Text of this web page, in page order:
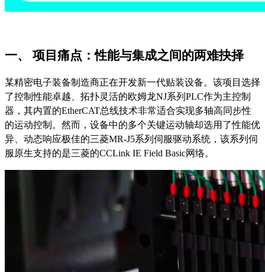
一、 项目痛点：性能与集成之间的两难抉择
某精密电子装备制造商正在开发新一代贴装设备。该项目选择
了控制性能卓越、拓扑灵活的欧姆龙NJ系列PLC作为主控制
器，其内置的EtherCAT总线技术非常适合实现多轴高同步性
的运动控制。然而，设备中的多个关键运动轴却选用了性能优
异、动态响应极佳的三菱MR-J5系列伺服驱动系统，该系列伺
服原生支持的是三菱的CCLink IE Field Basic网络。